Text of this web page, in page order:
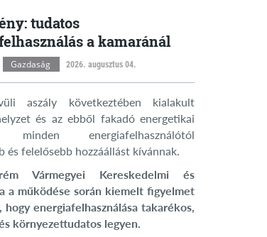
tudatos
a kamaránál
Gazdaság 2026. augusztus 04.
aszály következtében kialakult
és az ebből fakadó energetikai
minden energiafelhasználótól
és felelősebb hozzáállást kívánnak.
Vármegyei Kereskedelmi és
a működése során kiemelt figyelmet
energiafelhasználása takarékos,
környezettudatos legyen.